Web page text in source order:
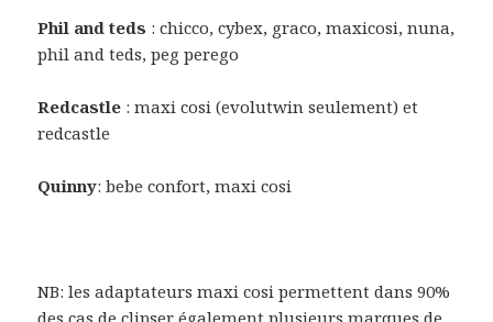
Phil and teds : chicco, cybex, graco, maxicosi, nuna,
phil and teds, peg perego
Redcastle : maxi cosi (evolutwin seulement) et
redcastle
Quinny: bebe confort, maxi cosi
NB: les adaptateurs maxi cosi permettent dans 90%